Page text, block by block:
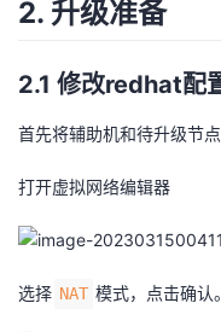
客
论
的
子
我
直
播
的
活
动
我
的
关
注
我
的
开
我
的
我
2. 升级准备
2.1 修改redhat配
首先将辅助机和待升级节
打开虚拟网络编辑器
选择 NAT 模式，点击确认